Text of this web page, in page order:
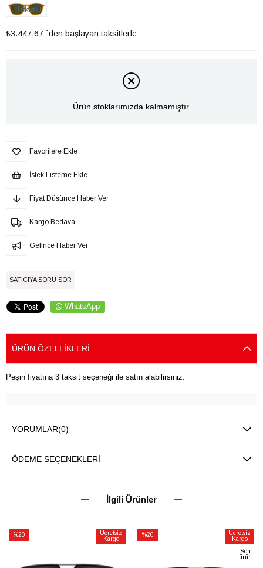
Tükendi
₺3.447,67 `den başlayan taksitlerle
Ürün stoklarımızda kalmamıştır.
Favorilere Ekle
İstek Listeme Ekle
Fiyat Düşünce Haber Ver
Kargo Bedava
Gelince Haber Ver
SATICIYA SORU SOR
WhatsApp
ÜRÜN ÖZELLIKLERI
Peşin fiyatına 3 taksit seçeneği ile satın alabilirsiniz.
YORUMLAR(0)
ÖDEME SEÇENEKLERI
İlgili Ürünler
%20
Ücretsiz
Kargo
%20
Ücretsiz
Kargo
Son
ürün